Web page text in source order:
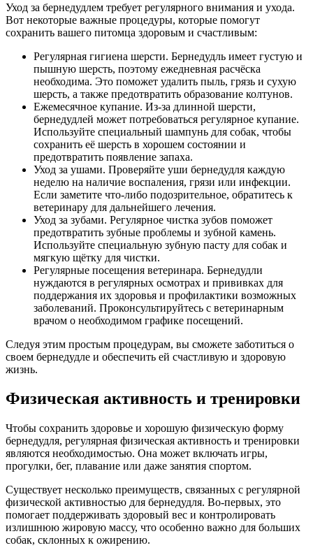
Уход за бернедудлем требует регулярного внимания и ухода.
Вот некоторые важные процедуры, которые помогут
сохранить вашего питомца здоровым и счастливым:
Регулярная гигиена шерсти. Бернедудль имеет густую и
пышную шерсть, поэтому ежедневная расчёска
необходима. Это поможет удалить пыль, грязь и сухую
шерсть, а также предотвратить образование колтунов.
Ежемесячное купание. Из-за длинной шерсти,
бернедудлей может потребоваться регулярное купание.
Используйте специальный шампунь для собак, чтобы
сохранить её шерсть в хорошем состоянии и
предотвратить появление запаха.
Уход за ушами. Проверяйте уши бернедудля каждую
неделю на наличие воспаления, грязи или инфекции.
Если заметите что-либо подозрительное, обратитесь к
ветеринару для дальнейшего лечения.
Уход за зубами. Регулярное чистка зубов поможет
предотвратить зубные проблемы и зубной камень.
Используйте специальную зубную пасту для собак и
мягкую щётку для чистки.
Регулярные посещения ветеринара. Бернедудли
нуждаются в регулярных осмотрах и прививках для
поддержания их здоровья и профилактики возможных
заболеваний. Проконсультируйтесь с ветеринарным
врачом о необходимом графике посещений.
Следуя этим простым процедурам, вы сможете заботиться о
своем бернедудле и обеспечить ей счастливую и здоровую
жизнь.
Физическая активность и тренировки
Чтобы сохранить здоровье и хорошую физическую форму
бернедудля, регулярная физическая активность и тренировки
являются необходимостью. Она может включать игры,
прогулки, бег, плавание или даже занятия спортом.
Существует несколько преимуществ, связанных с регулярной
физической активностью для бернедудля. Во-первых, это
помогает поддерживать здоровый вес и контролировать
излишнюю жировую массу, что особенно важно для больших
собак, склонных к ожирению.